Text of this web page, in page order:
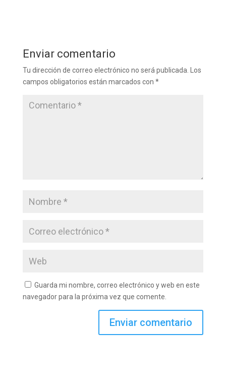
Enviar comentario
Tu dirección de correo electrónico no será publicada.
Los
campos obligatorios están marcados con *
Guarda mi nombre, correo electrónico y web en este
navegador para la próxima vez que comente.